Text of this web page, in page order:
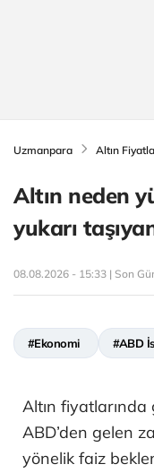
Uzmanpara Altın
Altın neden
yukarı
08.08.2026 - 15:33 | Son
#Ekonomi #ABD
Altın
ABD’den gelen
yönelik faiz